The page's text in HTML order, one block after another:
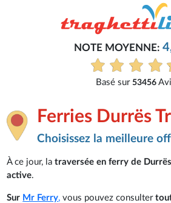
NOTE MOYENNE:
Basé sur 53456
Ferries Durrës
Choisissez la meilleure
À ce jour, latraversée en ferry de
active.
Sur Mr Ferry, vous pouvez consulter